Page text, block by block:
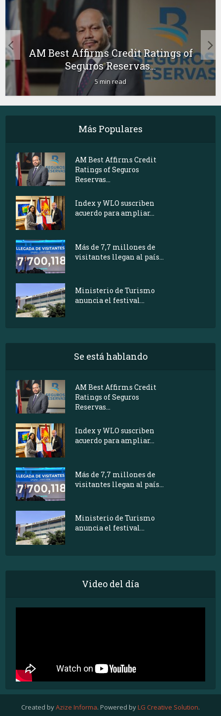
AM Best Affirms Credit Ratings of
Seguros Reservas...
5 min read
Más Populares
AM Best Affirms Credit
Ratings of Seguros
Reservas...
Index y WLO suscriben
acuerdo para ampliar...
Más de 7,7 millones de
visitantes llegan al país...
Ministerio de Turismo
anuncia el festival...
Se está hablando
AM Best Affirms Credit
Ratings of Seguros
Reservas...
Index y WLO suscriben
acuerdo para ampliar...
Más de 7,7 millones de
visitantes llegan al país...
Ministerio de Turismo
anuncia el festival...
Video del día
Created byAzize Informa. Powered byLG Creative Solution.